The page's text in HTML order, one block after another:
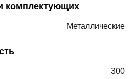
комплектующих
Металлические
300